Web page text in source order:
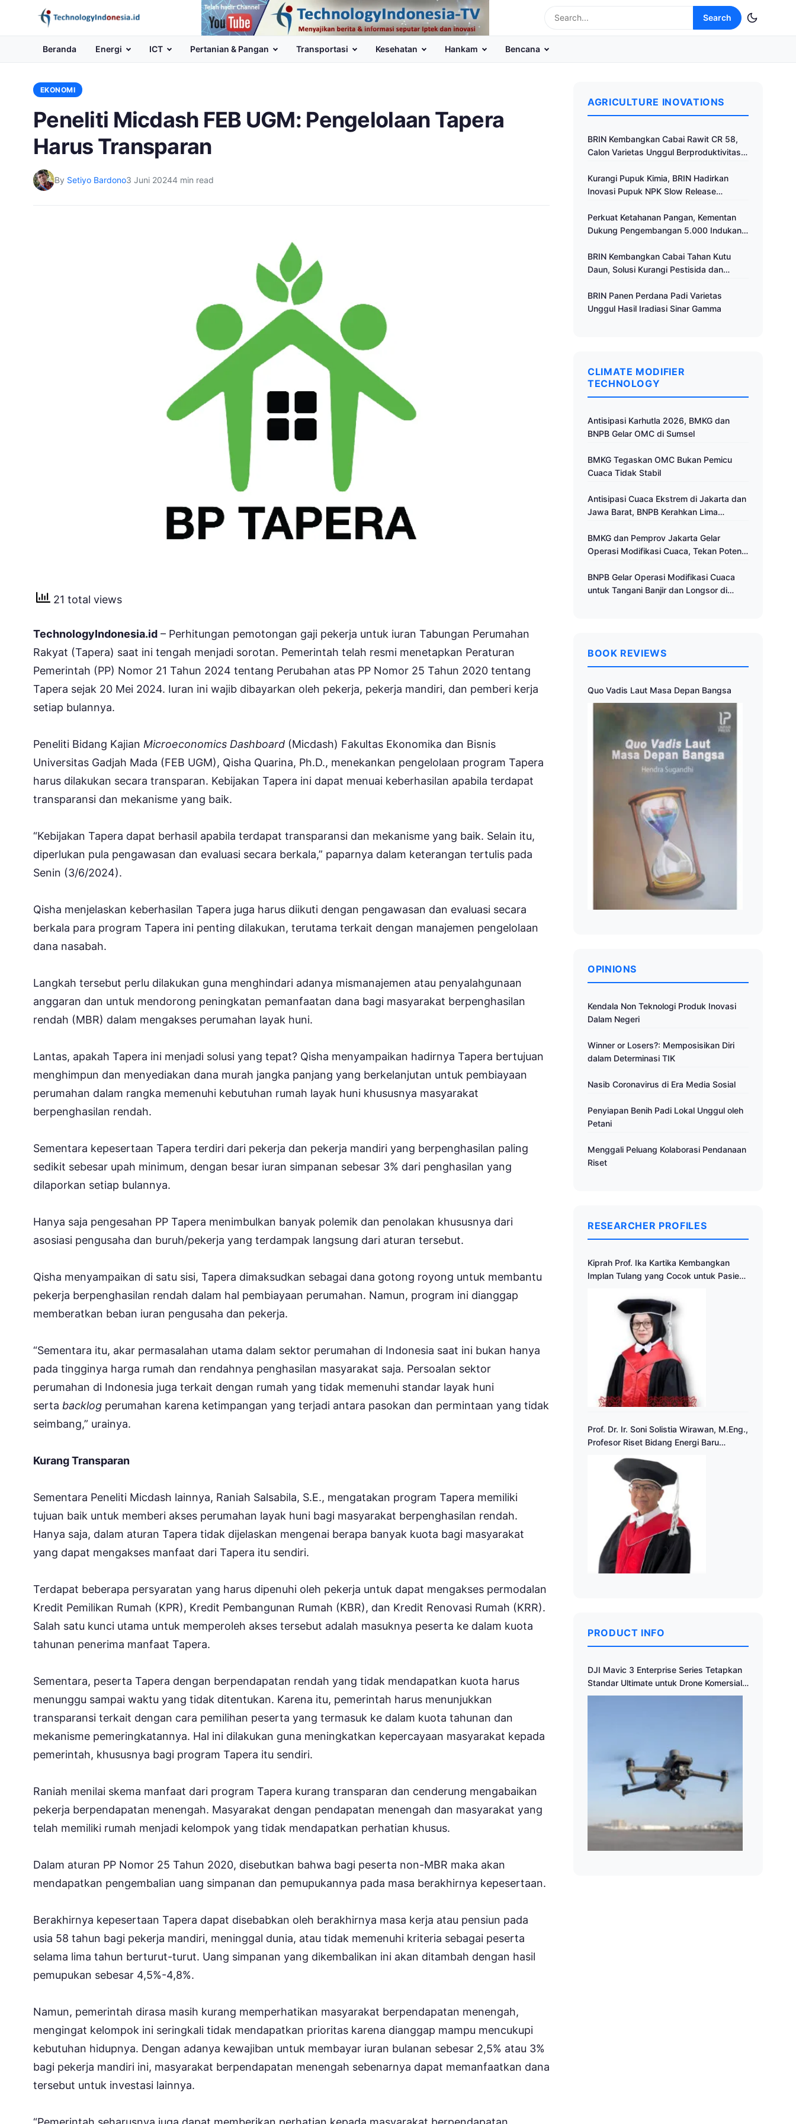
Channel
Youtube
Search
Beranda Energi ICT Pertanian & Pangan Transportasi Kesehatan Hankam Bencana
EKONOMI
Peneliti Micdash FEB UGM: Pengelolaan Tapera
Harus Transparan
By Setiyo Bardono3 Juni 20244 min read
21 total views
TechnologyIndonesia.id – Perhitungan pemotongan gaji pekerja untuk iuran Tabungan Perumahan
Rakyat (Tapera) saat ini tengah menjadi sorotan. Pemerintah telah resmi menetapkan Peraturan
Pemerintah (PP) Nomor 21 Tahun 2024 tentang Perubahan atas PP Nomor 25 Tahun 2020 tentang
Tapera sejak 20 Mei 2024. Iuran ini wajib dibayarkan oleh pekerja, pekerja mandiri, dan pemberi kerja
setiap bulannya.
Peneliti Bidang Kajian Microeconomics Dashboard (Micdash) Fakultas Ekonomika dan Bisnis
Universitas Gadjah Mada (FEB UGM), Qisha Quarina, Ph.D., menekankan pengelolaan program Tapera
harus dilakukan secara transparan. Kebijakan Tapera ini dapat menuai keberhasilan apabila terdapat
transparansi dan mekanisme yang baik.
“Kebijakan Tapera dapat berhasil apabila terdapat transparansi dan mekanisme yang baik. Selain itu,
diperlukan pula pengawasan dan evaluasi secara berkala,” paparnya dalam keterangan tertulis pada
Senin (3/6/2024).
Qisha menjelaskan keberhasilan Tapera juga harus diikuti dengan pengawasan dan evaluasi secara
berkala para program Tapera ini penting dilakukan, terutama terkait dengan manajemen pengelolaan
dana nasabah.
Langkah tersebut perlu dilakukan guna menghindari adanya mismanajemen atau penyalahgunaan
anggaran dan untuk mendorong peningkatan pemanfaatan dana bagi masyarakat berpenghasilan
rendah (MBR) dalam mengakses perumahan layak huni.
Lantas, apakah Tapera ini menjadi solusi yang tepat? Qisha menyampaikan hadirnya Tapera bertujuan
menghimpun dan menyediakan dana murah jangka panjang yang berkelanjutan untuk pembiayaan
perumahan dalam rangka memenuhi kebutuhan rumah layak huni khususnya masyarakat
berpenghasilan rendah.
Sementara kepesertaan Tapera terdiri dari pekerja dan pekerja mandiri yang berpenghasilan paling
sedikit sebesar upah minimum, dengan besar iuran simpanan sebesar 3% dari penghasilan yang
dilaporkan setiap bulannya.
Hanya saja pengesahan PP Tapera menimbulkan banyak polemik dan penolakan khususnya dari
asosiasi pengusaha dan buruh/pekerja yang terdampak langsung dari aturan tersebut.
Qisha menyampaikan di satu sisi, Tapera dimaksudkan sebagai dana gotong royong untuk membantu
pekerja berpenghasilan rendah dalam hal pembiayaan perumahan. Namun, program ini dianggap
memberatkan beban iuran pengusaha dan pekerja.
“Sementara itu, akar permasalahan utama dalam sektor perumahan di Indonesia saat ini bukan hanya
pada tingginya harga rumah dan rendahnya penghasilan masyarakat saja. Persoalan sektor
perumahan di Indonesia juga terkait dengan rumah yang tidak memenuhi standar layak huni
serta backlog perumahan karena ketimpangan yang terjadi antara pasokan dan permintaan yang tidak
seimbang,” urainya.
Kurang Transparan
Sementara Peneliti Micdash lainnya, Raniah Salsabila, S.E., mengatakan program Tapera memiliki
tujuan baik untuk memberi akses perumahan layak huni bagi masyarakat berpenghasilan rendah.
Hanya saja, dalam aturan Tapera tidak dijelaskan mengenai berapa banyak kuota bagi masyarakat
yang dapat mengakses manfaat dari Tapera itu sendiri.
Terdapat beberapa persyaratan yang harus dipenuhi oleh pekerja untuk dapat mengakses permodalan
Kredit Pemilikan Rumah (KPR), Kredit Pembangunan Rumah (KBR), dan Kredit Renovasi Rumah (KRR).
Salah satu kunci utama untuk memperoleh akses tersebut adalah masuknya peserta ke dalam kuota
tahunan penerima manfaat Tapera.
Sementara, peserta Tapera dengan berpendapatan rendah yang tidak mendapatkan kuota harus
menunggu sampai waktu yang tidak ditentukan. Karena itu, pemerintah harus menunjukkan
transparansi terkait dengan cara pemilihan peserta yang termasuk ke dalam kuota tahunan dan
mekanisme pemeringkatannya. Hal ini dilakukan guna meningkatkan kepercayaan masyarakat kepada
pemerintah, khususnya bagi program Tapera itu sendiri.
Raniah menilai skema manfaat dari program Tapera kurang transparan dan cenderung mengabaikan
pekerja berpendapatan menengah. Masyarakat dengan pendapatan menengah dan masyarakat yang
telah memiliki rumah menjadi kelompok yang tidak mendapatkan perhatian khusus.
Dalam aturan PP Nomor 25 Tahun 2020, disebutkan bahwa bagi peserta non-MBR maka akan
mendapatkan pengembalian uang simpanan dan pemupukannya pada masa berakhirnya kepesertaan.
Berakhirnya kepesertaan Tapera dapat disebabkan oleh berakhirnya masa kerja atau pensiun pada
usia 58 tahun bagi pekerja mandiri, meninggal dunia, atau tidak memenuhi kriteria sebagai peserta
selama lima tahun berturut-turut. Uang simpanan yang dikembalikan ini akan ditambah dengan hasil
pemupukan sebesar 4,5%-4,8%.
Namun, pemerintah dirasa masih kurang memperhatikan masyarakat berpendapatan menengah,
mengingat kelompok ini seringkali tidak mendapatkan prioritas karena dianggap mampu mencukupi
kebutuhan hidupnya. Dengan adanya kewajiban untuk membayar iuran bulanan sebesar 2,5% atau 3%
bagi pekerja mandiri ini, masyarakat berpendapatan menengah sebenarnya dapat memanfaatkan dana
tersebut untuk investasi lainnya.
AGRICULTURE INOVATIONS
BRIN Kembangkan Cabai Rawit CR 58,
Calon Varietas Unggul Berproduktivitas
Kurangi Pupuk Kimia, BRIN Hadirkan
Inovasi Pupuk NPK Slow Release
Perkuat Ketahanan Pangan, Kementan
Dukung Pengembangan 5.000 Indukan
BRIN Kembangkan Cabai Tahan Kutu
Daun, Solusi Kurangi Pestisida dan
BRIN Panen Perdana Padi Varietas
Unggul Hasil Iradiasi Sinar Gamma
CLIMATE MODIFIER
TECHNOLOGY
Antisipasi Karhutla 2026, BMKG dan
BNPB Gelar OMC di Sumsel
BMKG Tegaskan OMC Bukan Pemicu
Cuaca Tidak Stabil
Antisipasi Cuaca Ekstrem di Jakarta dan
Jawa Barat, BNPB Kerahkan Lima
Cuaca
BMKG dan Pemprov Jakarta Gelar
Operasi Modifikasi Cuaca, Tekan Potensi
BNPB Gelar Operasi Modifikasi Cuaca
untuk Tangani Banjir dan Longsor di
BOOK REVIEWS
Quo Vadis Laut Masa Depan Bangsa
OPINIONS
Kendala Non Teknologi Produk Inovasi
Dalam Negeri
Winner or Losers?: Memposisikan Diri
dalam Determinasi TIK
Nasib Coronavirus di Era Media Sosial
Penyiapan Benih Padi Lokal Unggul oleh
Petani
Menggali Peluang Kolaborasi Pendanaan
Riset
RESEARCHER PROFILES
Kiprah Prof. Ika Kartika Kembangkan
Implan Tulang yang Cocok untuk Pasien
Prof. Dr. Ir. Soni Solistia Wirawan, M.Eng.,
Profesor Riset Bidang Energi Baru
PRODUCT INFO
DJI Mavic 3 Enterprise Series Tetapkan
Standar Ultimate untuk Drone Komersial
Portabel